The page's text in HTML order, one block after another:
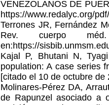
VENEZOLANOS DE
https://www.redalyc.org/
Terrones JR, Fernández
Rev. cuerpo
en:https://
Kajal P, Bhutani N,
population: A case series
[citado el 10 de octubre
Molinares-Pérez DA,
de Rapunzel asociado a